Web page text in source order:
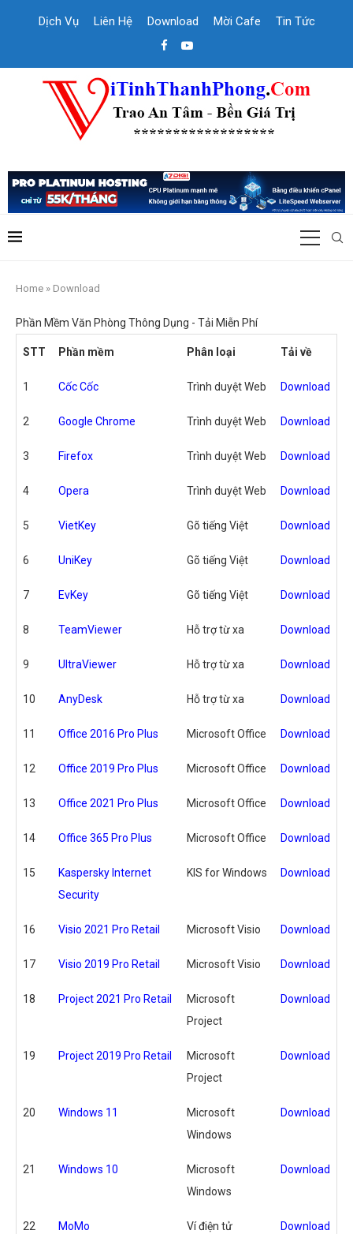
Dịch Vụ Liên Hệ Download Mời Cafe Tin Tức
Home » Download
Phần Mềm Văn Phòng Thông Dụng - Tải Miễn Phí
STT Phần mềm Phân loại Tải về
1 Cốc Cốc Trình duyệt Web Download
2 Google Chrome Trình duyệt Web Download
3 Firefox Trình duyệt Web Download
4 Opera Trình duyệt Web Download
5 VietKey Gõ tiếng Việt Download
6 UniKey Gõ tiếng Việt Download
7 EvKey Gõ tiếng Việt Download
8 TeamViewer Hỗ trợ từ xa Download
9 UltraViewer Hỗ trợ từ xa Download
10 AnyDesk Hỗ trợ từ xa Download
11 Office 2016 Pro Plus Microsoft Office Download
12 Office 2019 Pro Plus Microsoft Office Download
13 Office 2021 Pro Plus Microsoft Office Download
14 Office 365 Pro Plus Microsoft Office Download
15
Kaspersky Internet
Security
KIS for Windows Download
16 Visio 2021 Pro Retail Microsoft Visio Download
17 Visio 2019 Pro Retail Microsoft Visio Download
18 Project 2021 Pro Retail
Microsoft
Project
Download
19 Project 2019 Pro Retail
Microsoft
Project
Download
20 Windows 11
Microsoft
Windows
Download
21 Windows 10
Microsoft
Windows
Download
22 MoMo Ví điện tử Download